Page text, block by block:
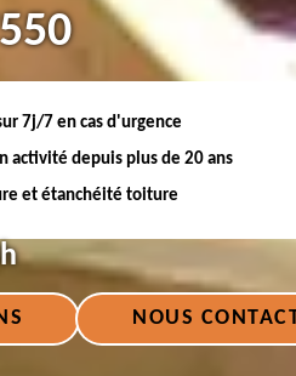
7j/7 en cas d'urgence
activité depuis plus de 20 ans
et étanchéité toiture
NOUS